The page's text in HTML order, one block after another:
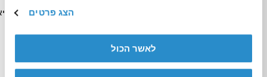
הצג פרטים
לאשר הכול
יחידת ההתנדבות העירונית רמת גן -
אנוש - העמותה הישראלית
ב-33 ישובים ברחבי הארץ